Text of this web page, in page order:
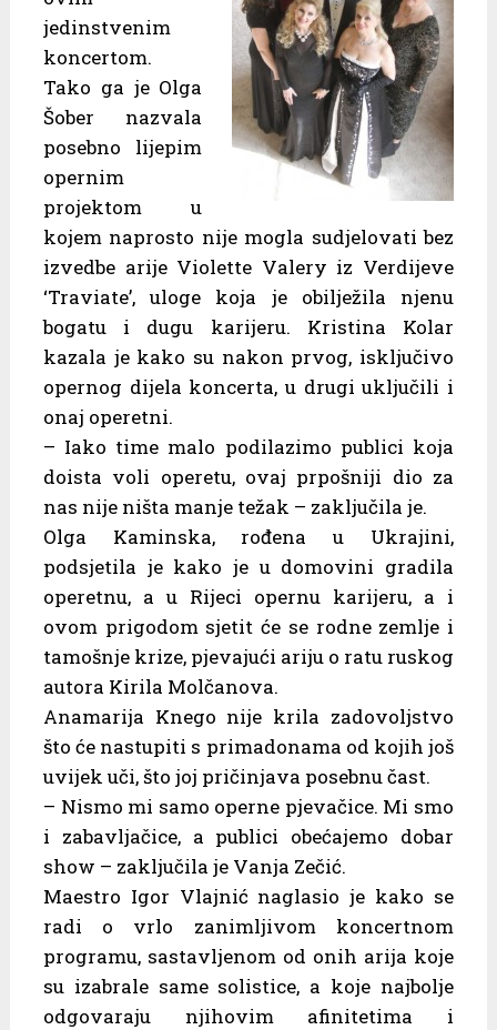
jedinstvenim
koncertom.
Tako ga je Olga
Šober nazvala
posebno lijepim
opernim
projektom u
kojem naprosto nije mogla sudjelovati bez
izvedbe arije Violette Valery iz Verdijeve
‘Traviate’, uloge koja je obilježila njenu
bogatu i dugu karijeru. Kristina Kolar
kazala je kako su nakon prvog, isključivo
opernog dijela koncerta, u drugi uključili i
onaj operetni.
– Iako time malo podilazimo publici koja
doista voli operetu, ovaj prpošniji dio za
nas nije ništa manje težak – zaključila je.
Olga Kaminska, rođena u Ukrajini,
podsjetila je kako je u domovini gradila
operetnu, a u Rijeci opernu karijeru, a i
ovom prigodom sjetit će se rodne zemlje i
tamošnje krize, pjevajući ariju o ratu ruskog
autora Kirila Molčanova.
Anamarija Knego nije krila zadovoljstvo
što će nastupiti s primadonama od kojih još
uvijek uči, što joj pričinjava posebnu čast.
– Nismo mi samo operne pjevačice. Mi smo
i zabavljačice, a publici obećajemo dobar
show – zaključila je Vanja Zečić.
Maestro Igor Vlajnić naglasio je kako se
radi o vrlo zanimljivom koncertnom
programu, sastavljenom od onih arija koje
su izabrale same solistice, a koje najbolje
odgovaraju njihovim afinitetima i